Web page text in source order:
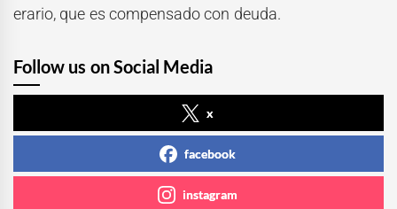
erario, que es compensado con deuda.
Follow us on Social Media
x
facebook
instagram